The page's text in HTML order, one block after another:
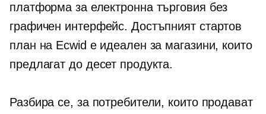
платформа за електронна търговия без
графичен интерфейс. Достъпният стартов
план на Ecwid е идеален за магазини, които
предлагат до десет продукта.
Разбира се, за потребители, които продават